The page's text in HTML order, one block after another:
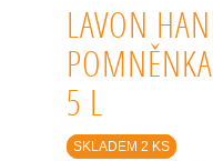
LAVON
5 L
SKLADEM 2 KS